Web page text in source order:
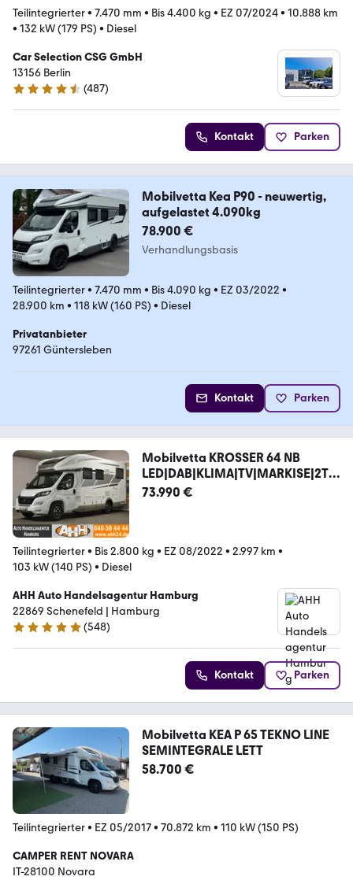
Teilintegrierter• 7.470 mm • Bis 4.400 kg • EZ 07/2024• 10.888 km
• 132 kW (179 PS) • Diesel
Car Selection CSG GmbH
13156 Berlin
4.4 Sterne
(487)
Kontakt Parken
Mobilvetta Kea P90 - neuwertig,
aufgelastet 4.090kg
78.900 €
Verhandlungsbasis
Teilintegrierter• 7.470 mm • Bis 4.090 kg • EZ 03/2022 •
28.900 km • 118 kW (160 PS) • Diesel
Privatanbieter
97261 Güntersleben
Kontakt Parken
Mobilvetta KROSSER 64 NB
LED|DAB|KLIMA|TV|MARKISE|2TK
M|1H!
73.990 €
Teilintegrierter• Bis 2.800 kg • EZ 08/2022 • 2.997 km •
103 kW (140 PS) • Diesel
AHH Auto Handelsagentur Hamburg
22869 Schenefeld | Hamburg
4.8 Sterne
(548)
Kontakt Parken
Mobilvetta KEA P 65 TEKNO LINE
SEMINTEGRALE LETT
58.700 €
Teilintegrierter• EZ 05/2017• 70.872 km • 110 kW (150 PS)
CAMPER RENT NOVARA
IT-28100 Novara